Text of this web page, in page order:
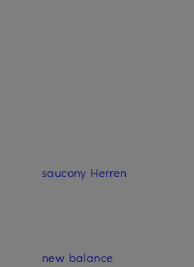
saucony Herren
new balance